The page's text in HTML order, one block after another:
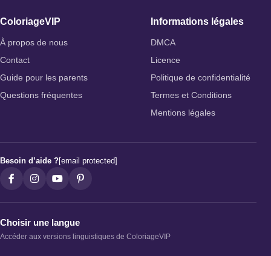
ColoriageVIP
À propos de nous
Contact
Guide pour les parents
Questions fréquentes
Informations légales
DMCA
Licence
Politique de confidentialité
Termes et Conditions
Mentions légales
Besoin d’aide ?[email protected]
Choisir une langue
Accéder aux versions linguistiques de ColoriageVIP